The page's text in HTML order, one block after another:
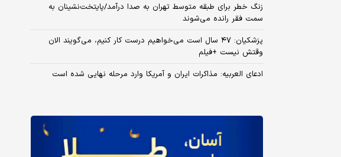
زنگ خطر برای طبقه متوسط تهران به صدا درآمد/پایتخت‌نشینان به
سمت فقر رانده می‌شوند
پزشکیان: ۴۷ سال است می‌خواهیم درست کار کنیم، می‌گویند الان
وقتش نیست +فیلم
ادعای العربیه: مذاکرات ایران و آمریکا وارد مرحله نهایی شده است